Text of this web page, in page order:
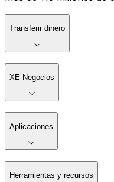
Transferir dinero
XE Negocios
Aplicaciones
Herramientas y recursos